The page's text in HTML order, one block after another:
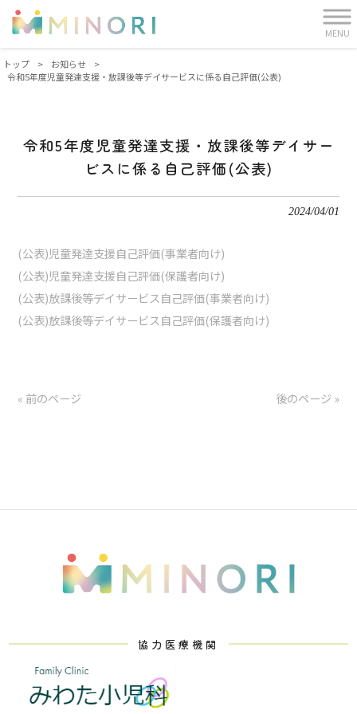
MENU
トップ > お知らせ
>
令和5年度児童発達支援・放課後等デイサービスに係る自己評価(公表)
令和5年度児童発達支援・放課後等デイサー
ビスに係る自己評価(公表)
2024/04/01
(公表)児童発達支援自己評価(事業者向け)
(公表)児童発達支援自己評価(保護者向け)
(公表)放課後等デイサービス自己評価(事業者向け)
(公表)放課後等デイサービス自己評価(保護者向け)
« 前のページ 後のページ »
協力医療機関